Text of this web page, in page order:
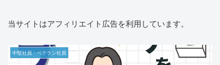
当サイトはアフィリエイト広告を利用しています。
中堅社員・ベテラン社員